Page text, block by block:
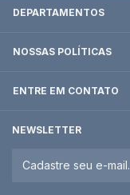
DEPARTAMENTOS
NOSSAS POLÍTICAS
ENTRE EM CONTATO
NEWSLETTER